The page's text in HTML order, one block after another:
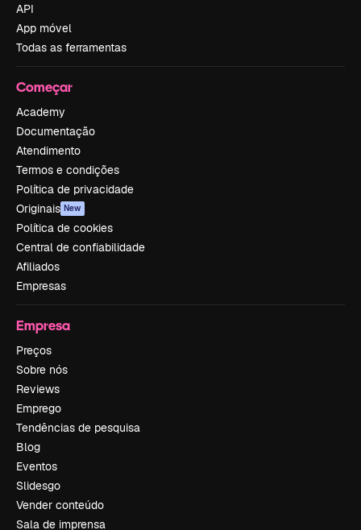
API
App móvel
Todas as ferramentas
Começar
Academy
Documentação
Atendimento
Termos e condições
Política de privacidade
Originais New
Política de cookies
Central de confiabilidade
Afiliados
Empresas
Empresa
Preços
Sobre nós
Reviews
Emprego
Tendências de pesquisa
Blog
Eventos
Slidesgo
Vender conteúdo
Sala de imprensa